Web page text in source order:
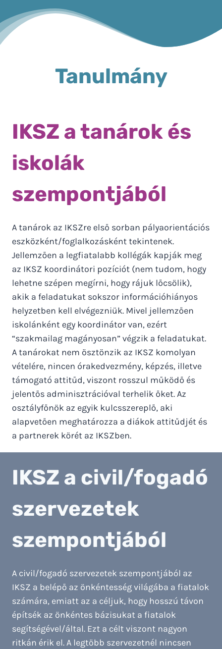
Tanulmány
IKSZ a tanárok és
iskolák
szempontjából
A tanárok az IKSZre első sorban pályaorientációs
eszközként/foglalkozásként tekintenek.
Jellemzően a legfiatalabb kollégák kapják meg
az IKSZ koordinátori pozíciót (nem tudom, hogy
lehetne szépen megírni, hogy rájuk lőcsölik),
akik a feladatukat sokszor információhiányos
helyzetben kell elvégezniük. Mivel jellemzően
iskolánként egy koordinátor van, ezért
“szakmailag magányosan” végzik a feladatukat.
A tanárokat nem ösztönzik az IKSZ komolyan
vételére, nincen órakedvezmény, képzés, illetve
támogató attitűd, viszont rosszul működő és
jelentős adminisztrációval terhelik őket. Az
osztályfőnök az egyik kulcsszereplő, aki
alapvetően meghatározza a diákok attitűdjét és
a partnerek körét az IKSZben.
IKSZ a civil/fogadó
szervezetek
szempontjából
A civil/fogadó szervezetek szempontjából az
IKSZ a belépő az önkéntesség világába a fiatalok
számára, emiatt az a céljuk, hogy hosszú távon
építsék az önkéntes bázisukat a fiatalok
segítségével/által. Ezt a célt viszont nagyon
ritkán érik el. A legtöbb szervezetnél nincsen